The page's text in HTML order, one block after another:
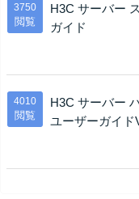
3750
閲覧
H3C サーバー
ガイド
4010
閲覧
H3C サーバー
ユーザーガイド